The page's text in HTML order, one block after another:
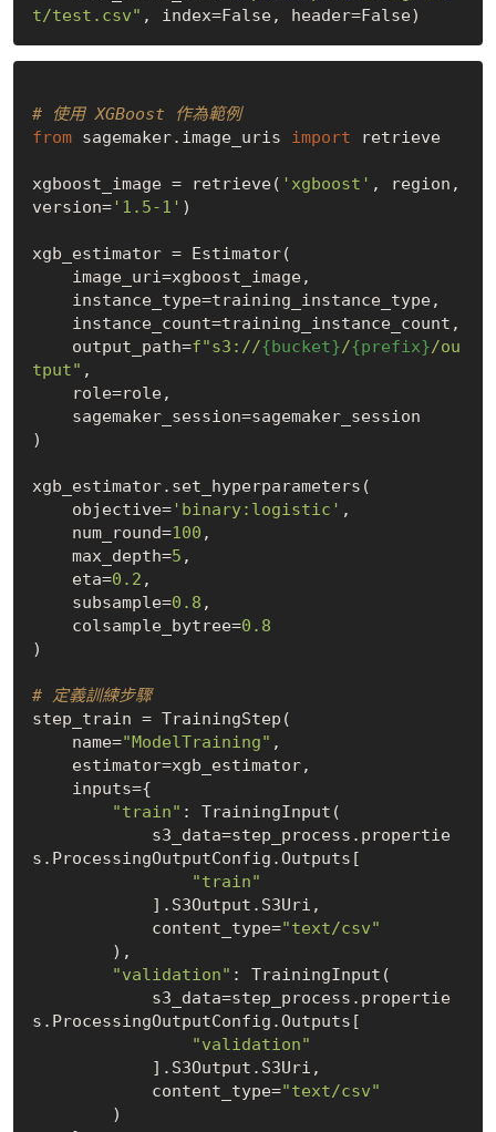
t/test.csv" , index=False, header=False
# 使用 XGBoost 作為範例
from sagemaker.image_uris import retrieve
xgboost_image = retrieve( 'xgboost' , region,
version='1.5-1' )
xgb_estimator = Estimator(
    output_path=
f"s3://{bucket}/{prefix}/ou
tput" ,
)
xgb_estimator.set_hyperparameters(
    objective=
'binary:logistic' ,
    num_round=
100 ,
    max_depth=
5 ,
    eta=
0.2 ,
    subsample=
0.8 ,
    colsample_bytree=
0.8
)
# 定義訓練步驟
step_train = TrainingStep(
    name=
"ModelTraining" ,
"train" : TrainingInput(
s.ProcessingOutputConfig.Outputs[
"train"
            content_type=
"text/csv"
"validation" : TrainingInput(
s.ProcessingOutputConfig.Outputs[
"validation"
            content_type=
"text/csv"